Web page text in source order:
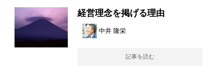
経営理念を掲げる理由
中井 隆栄
記事を読む